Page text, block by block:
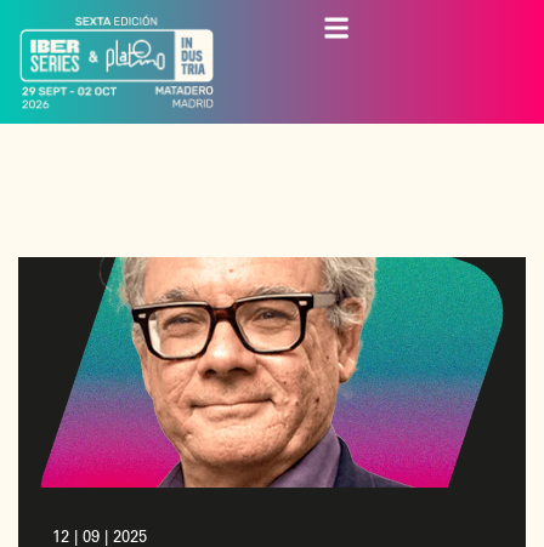
12 | 09 | 2025